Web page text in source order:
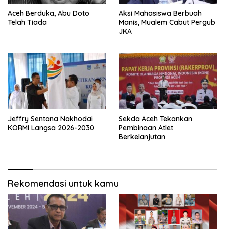
Aceh Berduka, Abu Doto
Telah Tiada
Aksi Mahasiswa Berbuah
Manis, Mualem Cabut Pergub
JKA
Jeffry Sentana Nakhodai
KORMI Langsa 2026-2030
Sekda Aceh Tekankan
Pembinaan Atlet
Berkelanjutan
Rekomendasi untuk kamu